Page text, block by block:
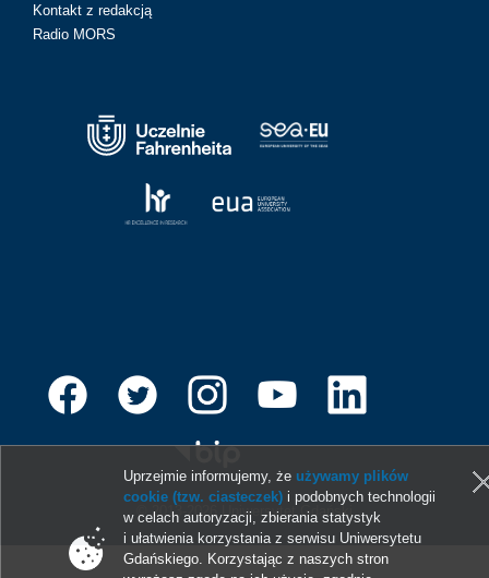
Kontakt z redakcją
Radio MORS
© 2013-2026 Uniwersytet Gdański
Uprzejmie informujemy, że używamy plików
cookie (tzw. ciasteczek) i podobnych technologii
w celach autoryzacji, zbierania statystyk
i ułatwienia korzystania z serwisu Uniwersytetu
Gdańskiego. Korzystając z naszych stron